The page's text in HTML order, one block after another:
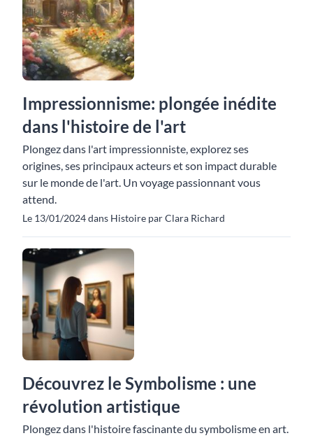
Impressionnisme: plongée inédite
dans l'histoire de l'art
Plongez dans l'art impressionniste, explorez ses
origines, ses principaux acteurs et son impact durable
sur le monde de l'art. Un voyage passionnant vous
attend.
Le 13/01/2024 dans Histoire par Clara Richard
Découvrez le Symbolisme : une
révolution artistique
Plongez dans l'histoire fascinante du symbolisme en art.